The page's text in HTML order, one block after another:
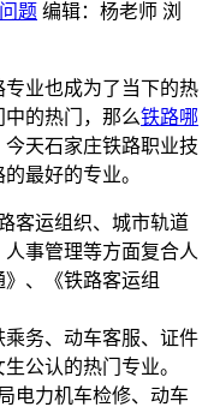
题 编辑：杨老师 浏
业也成为了当下的热
的热门，那么铁路哪
天石家庄铁路职业技
最好的专业。
客运组织、城市轨道
事管理等方面复合人
、《铁路客运组
务、动车客服、证件
公认的热门专业。
电力机车检修、动车